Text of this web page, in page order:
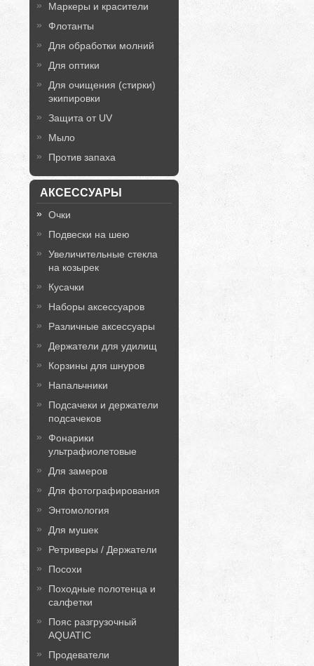
Маркеры и красители
Флотанты
Для обработки молний
Для оптики
Для очищения (стирки)
экипировки
Защита от UV
Мыло
Против запаха
АКСЕССУАРЫ
Очки
Подвески на шею
Увеличительные стекла
на козырек
Кусачки
Наборы аксессуаров
Различные аксессуары
Держатели для удилищ
Корзины для шнуров
Напальчники
Подсачеки и держатели
подсачеков
Фонарики
ультрафиолетовые
Для замеров
Для фотографирования
Энтомология
Для мушек
Ретриверы / Держатели
Посохи
Походные полотенца и
салфетки
Пояс разгрузочный
AQUATIC
Продеватели